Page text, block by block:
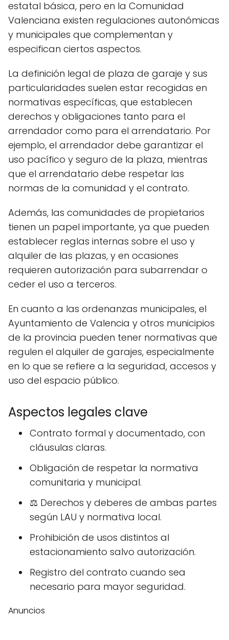
estatal básica, pero en la Comunidad
Valenciana existen regulaciones autonómicas
y municipales que complementan y
especifican ciertos aspectos.
La definición legal de plaza de garaje y sus
particularidades suelen estar recogidas en
normativas específicas, que establecen
derechos y obligaciones tanto para el
arrendador como para el arrendatario. Por
ejemplo, el arrendador debe garantizar el
uso pacífico y seguro de la plaza, mientras
que el arrendatario debe respetar las
normas de la comunidad y el contrato.
Además, las comunidades de propietarios
tienen un papel importante, ya que pueden
establecer reglas internas sobre el uso y
alquiler de las plazas, y en ocasiones
requieren autorización para subarrendar o
ceder el uso a terceros.
En cuanto a las ordenanzas municipales, el
Ayuntamiento de Valencia y otros municipios
de la provincia pueden tener normativas que
regulen el alquiler de garajes, especialmente
en lo que se refiere a la seguridad, accesos y
uso del espacio público.
Aspectos legales clave
Contrato formal y documentado, con
cláusulas claras.
Obligación de respetar la normativa
comunitaria y municipal.
⚖️ Derechos y deberes de ambas partes
según LAU y normativa local.
Prohibición de usos distintos al
estacionamiento salvo autorización.
Registro del contrato cuando sea
necesario para mayor seguridad.
Anuncios